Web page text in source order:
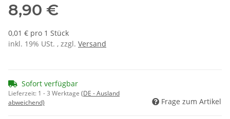
8,90 €
0,01 € pro 1 Stück
inkl. 19% USt. , zzgl. Versand
Sofort verfügbar
Lieferzeit: 1 - 3 Werktage (DE - Ausland
abweichend)
Frage zum Artikel